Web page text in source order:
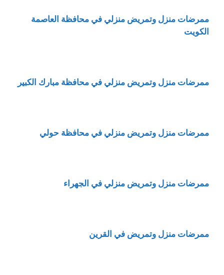
ممرضات منزل وتمريض منزلي في محافظة العاصمة
الكويت
ممرضات منزل وتمريض منزلي في محافظة مبارك الكبير
ممرضات منزل وتمريض منزلي في محافظة حولي
ممرضات منزل وتمريض منزلي في الجهراء
ممرضات منزل وتمريض في القرين